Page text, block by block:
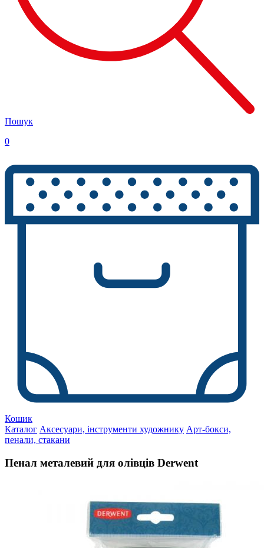
Пошук
0
Кошик
Каталог Аксесуари, інструменти художнику Арт-бокси,
пенали, стакани
Пенал металевий для олівців Derwent